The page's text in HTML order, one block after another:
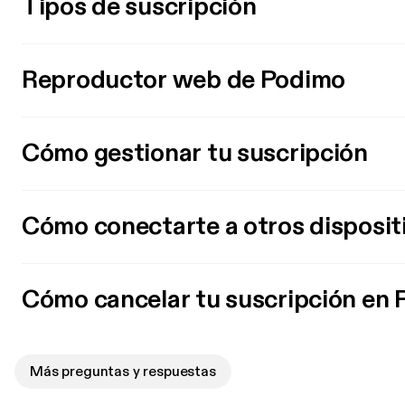
Tipos de suscripción
Reproductor web de Podimo
Cómo gestionar tu suscripción
Cómo conectarte a otros
Cómo cancelar tu suscripción en
Más preguntas y respuestas